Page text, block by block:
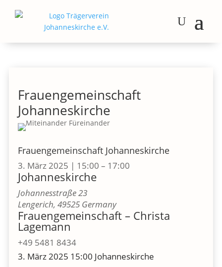
Frauengemeinschaft
Johanneskirche
Frauengemeinschaft Johanneskirche
3. März 2025 | 15:00 – 17:00
Johanneskirche
Johannesstraße 23
Lengerich, 49525 Germany
Frauengemeinschaft – Christa
Lagemann
+49 5481 8434
3. März 2025 15:00 Johanneskirche